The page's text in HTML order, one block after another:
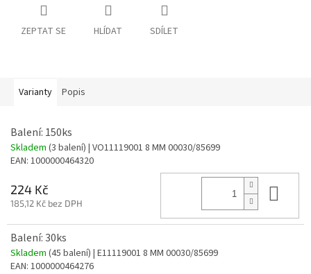
ZEPTAT SE HLÍDAT SDÍLET
Varianty Popis
Balení: 150ks
Skladem (3 balení) | VO11119001 8 MM 00030/85699
EAN: 1000000464320
224 Kč
185,12 Kč bez DPH
Balení: 30ks
Skladem (45 balení) | E11119001 8 MM 00030/85699
EAN: 1000000464276